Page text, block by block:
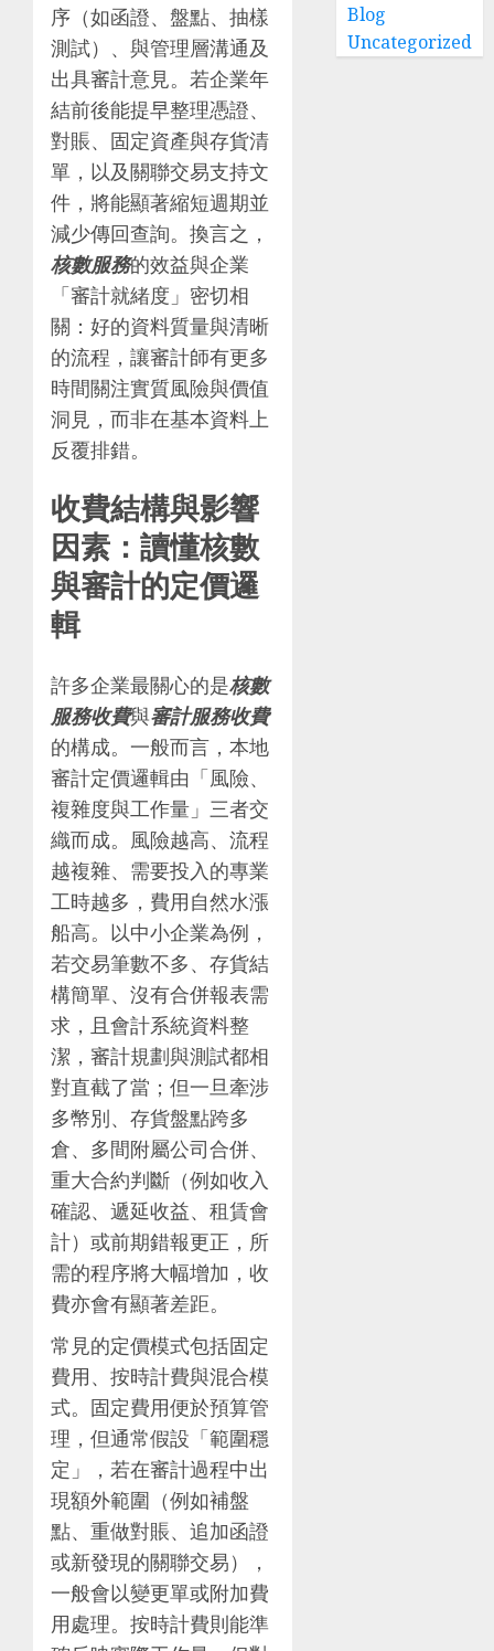
序（如函證、盤點、抽樣
測試）、與管理層溝通及
出具審計意見。若企業年
結前後能提早整理憑證、
對賬、固定資產與存貨清
單，以及關聯交易支持文
件，將能顯著縮短週期並
減少傳回查詢。換言之，
核數服務的效益與企業
「審計就緒度」密切相
關：好的資料質量與清晰
的流程，讓審計師有更多
時間關注實質風險與價值
洞見，而非在基本資料上
反覆排錯。
收費結構與影響
因素：讀懂核數
與審計的定價邏
輯
許多企業最關心的是核數
服務收費與審計服務收費
的構成。一般而言，本地
審計定價邏輯由「風險、
複雜度與工作量」三者交
織而成。風險越高、流程
越複雜、需要投入的專業
工時越多，費用自然水漲
船高。以中小企業為例，
若交易筆數不多、存貨結
構簡單、沒有合併報表需
求，且會計系統資料整
潔，審計規劃與測試都相
對直截了當；但一旦牽涉
多幣別、存貨盤點跨多
倉、多間附屬公司合併、
重大合約判斷（例如收入
確認、遞延收益、租賃會
計）或前期錯報更正，所
需的程序將大幅增加，收
費亦會有顯著差距。
常見的定價模式包括固定
費用、按時計費與混合模
式。固定費用便於預算管
理，但通常假設「範圍穩
定」，若在審計過程中出
現額外範圍（例如補盤
點、重做對賬、追加函證
或新發現的關聯交易），
一般會以變更單或附加費
用處理。按時計費則能準
Blog
Uncategorized